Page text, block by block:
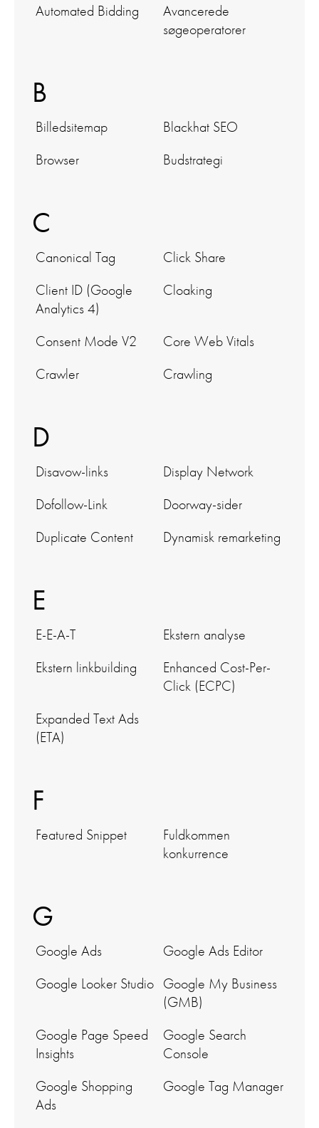
Automated Bidding
Avancerede
søgeoperatorer
B
Billedsitemap
Blackhat SEO
Browser
Budstrategi
C
Canonical Tag
Click Share
Client ID (Google
Analytics 4)
Cloaking
Consent Mode V2
Core Web Vitals
Crawler
Crawling
D
Disavow-links
Display Network
Dofollow-Link
Doorway-sider
Duplicate Content
Dynamisk remarketing
E
E-E-A-T
Ekstern analyse
Ekstern linkbuilding
Enhanced Cost-Per-
Click (ECPC)
Expanded Text Ads
(ETA)
F
Featured Snippet
Fuldkommen
konkurrence
G
Google Ads
Google Ads Editor
Google Looker Studio Google My Business
(GMB)
Google Page Speed
Insights
Google Search
Console
Google Shopping
Ads
Google Tag Manager